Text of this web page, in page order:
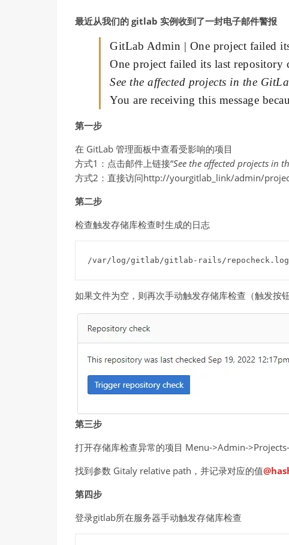
最近从我们的 gitlab 实例收到了一封电子邮件警报
GitLab Admin | One project failed
One project failed its last repository
See the affected projects in the
You are receiving this message
第一步
在 GitLab 管理面板中查看受影响的项目
方式1：点击邮件上链接“See the affected projects in
方式2：直接访问http://yourgitlab_link/admin/
第二步
检查触发存储库检查时生成的日志
/var/log/gitlab/gitlab-rails/repocheck.log
如果文件为空，则再次手动触发存储库检查（触发按
第三步
打开存储库检查异常的项目 Menu->Admin-
找到参数 Gitaly relative path，并记录对应的值
第四步
登录gitlab所在服务器手动触发存储库检查